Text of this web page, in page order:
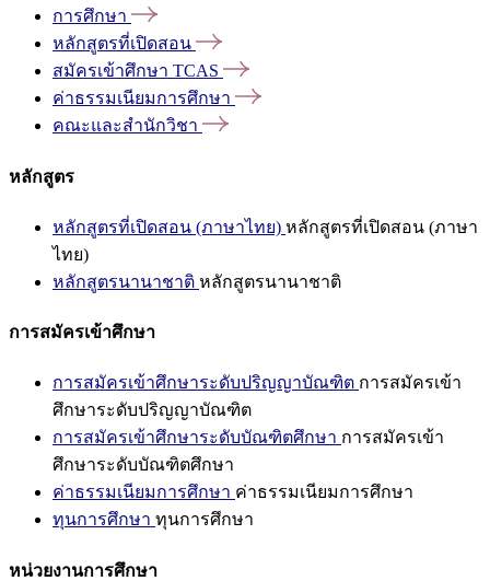
การศึกษา
หลักสูตรที่เปิดสอน
สมัครเข้าศึกษา TCAS
ค่าธรรมเนียมการศึกษา
คณะและสำนักวิชา
หลักสูตร
หลักสูตรที่เปิดสอน (ภาษาไทย) หลักสูตรที่เปิดสอน (ภาษา
ไทย)
หลักสูตรนานาชาติ หลักสูตรนานาชาติ
การสมัครเข้าศึกษา
การสมัครเข้าศึกษาระดับปริญญาบัณฑิต การสมัครเข้า
ศึกษาระดับปริญญาบัณฑิต
การสมัครเข้าศึกษาระดับบัณฑิตศึกษา การสมัครเข้า
ศึกษาระดับบัณฑิตศึกษา
ค่าธรรมเนียมการศึกษา ค่าธรรมเนียมการศึกษา
ทุนการศึกษา ทุนการศึกษา
หน่วยงานการศึกษา